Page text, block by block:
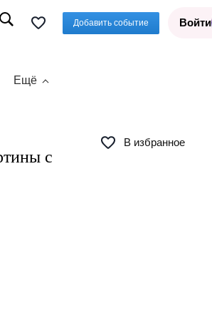
Добавить событие Войти
Ещё
В избранное
с